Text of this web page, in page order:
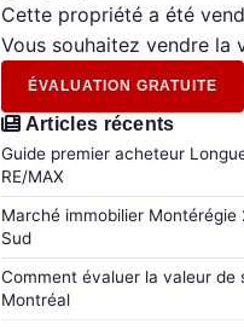
Cette propriété a été
Vous souhaitez vendre la
ÉVALUATION GRATUITE
Articles récents
Guide premier acheteur
RE/MAX
Marché immobilier
Sud
Comment évaluer la valeur de
Montréal